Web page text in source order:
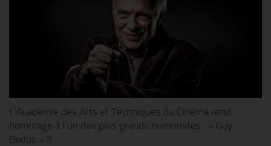
L’Académie des Arts et Techniques du Cinéma rend
hommage à l’un des plus grands humoristes : « Guy
Bedos » !!